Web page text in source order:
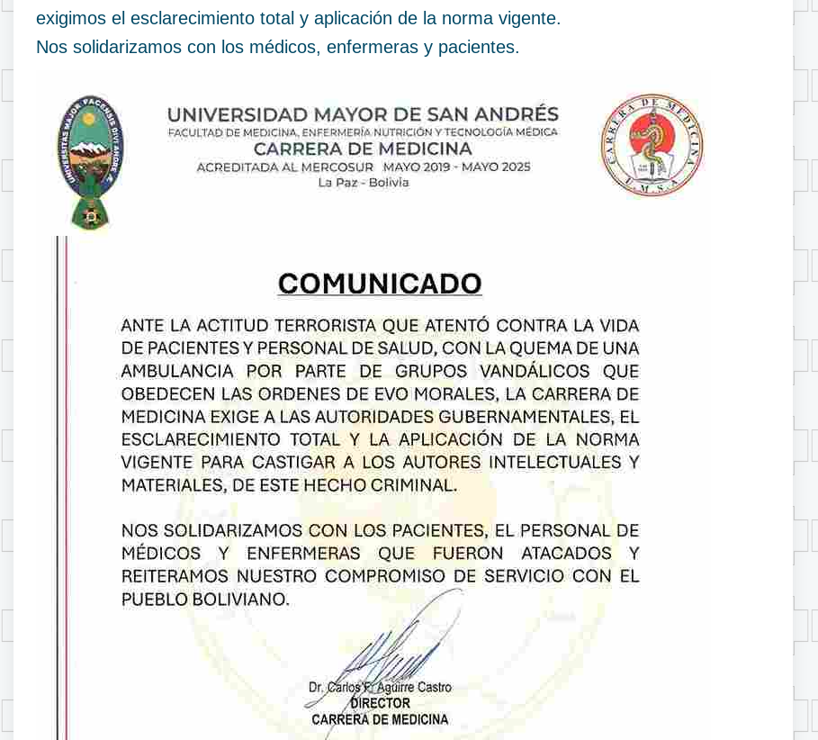
exigimos el esclarecimiento total y aplicación de la norma vigente.
Nos solidarizamos con los médicos, enfermeras y pacientes.